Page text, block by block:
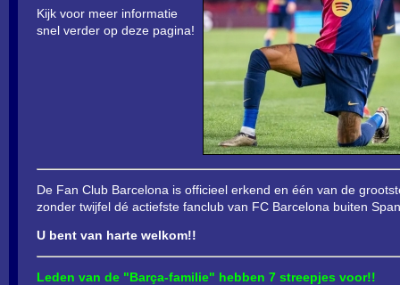
Kijk voor meer informatie
snel verder op deze pagina!
De Fan Club Barcelona is officieel erkend en één van de
zonder twijfel dé actiefste fanclub van FC Barcelona buiten
U bent van harte welkom!!
Leden van de "Barça-familie" hebben 7 streepjes voor!!